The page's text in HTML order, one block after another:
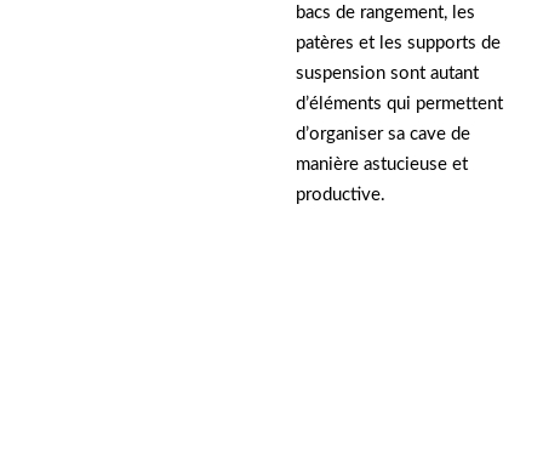
bacs de rangement, les
patères et les supports de
suspension sont autant
d’éléments qui permettent
d’organiser sa cave de
manière astucieuse et
productive.